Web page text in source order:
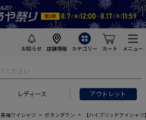
お知らせ 店舗情報 カテゴリー カート メニュー
レディース アウトレット
長袖ワイシャツ ボタンダウン 【ハイブリッドアイシャ